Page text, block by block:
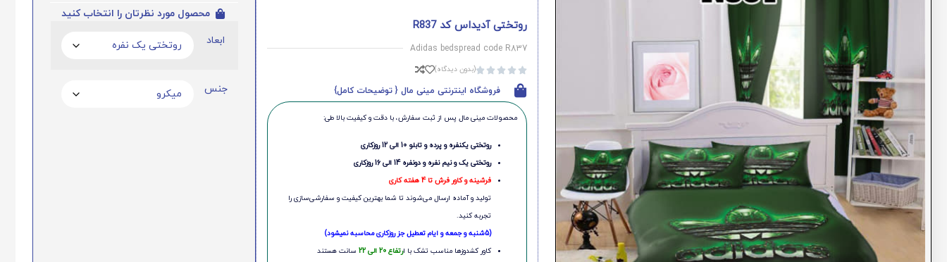
روتختی آدیداس کد R837
Adidas bedspread code R837




(بدون دیدگاه)
فروشگاه اینترنتی مینی مال { توضیحات کامل}
محصولات مینی‌ مال پس از ثبت سفارش، با دقت و کیفیت بالا طی:
روتختی یکنفره و پرده و تابلو 10 الی 12 روزکاری
روتختی یک و نیم نفره و دونفره 14 الی 16 روزکاری
فرشینه و کاور فرش تا 4 هفته کاری
تولید و آماده ارسال می‌شوند تا شما بهترین کیفیت و سفارشی‌سازی را
تجربه کنید.
(5شنبه و جمعه و ایام تعطیل جز روزکاری محاسبه نمیشود)
کاور کشدوزها مناسب تشک با ارتفاع 20 الی 22
سانت هستند
محصول مورد نظرتان را انتخاب کنید
ابعاد
جنس